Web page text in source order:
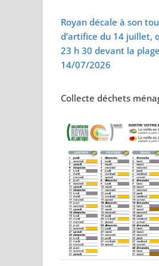
Royan décale à son
d’artifice du 14 juillet,
23 h 30 devant la
14/07/2026
Collecte déchets